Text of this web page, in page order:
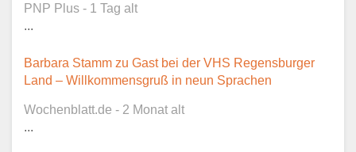
öffentlich sichtbar.
PNP Plus - 1 Tag alt
...
Barbara Stamm zu Gast bei der VHS Regensburger
Land – Willkommensgruß in neun Sprachen
Wochenblatt.de - 2 Monat alt
...